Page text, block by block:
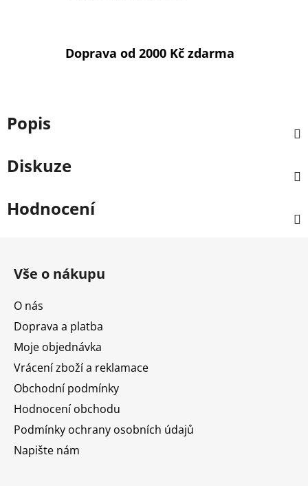
Doprava od 2000 Kč zdarma
Popis
Diskuze
Hodnocení
Vše o nákupu
O nás
Doprava a platba
Moje objednávka
Vrácení zboží a reklamace
Obchodní podmínky
Hodnocení obchodu
Podmínky ochrany osobních údajů
Napište nám